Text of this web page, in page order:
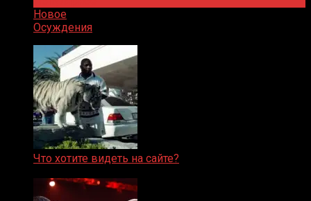
Новое
Осуждения
Что хотите видеть на сайте?